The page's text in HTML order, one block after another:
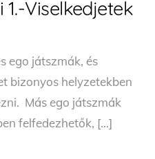
1.-Viselkedjetek
ego játszmák, és
bizonyos helyzetekben
Más ego játszmák
felfedezhetők, […]